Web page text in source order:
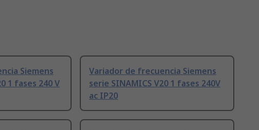
Siemens
1 fases 240 V
Variador de frecuencia Siemens
serie SINAMICS V20 1 fases 240V
ac IP20